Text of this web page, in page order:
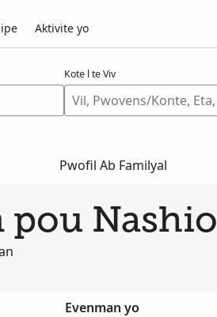
Aktivite yo
Kote l te Viv
Pwofil Ab Familyal
pou Nashio
Evenman yo